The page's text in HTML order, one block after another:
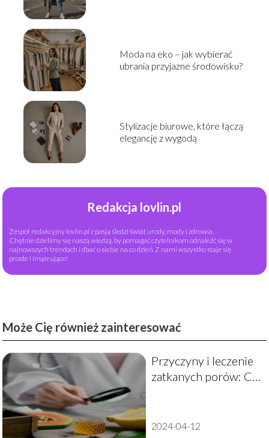
Moda na eko – jak wybierać
ubrania przyjazne środowisku?
Stylizacje biurowe, które łączą
elegancję z wygodą
Redakcja lovlin.pl
Zespół redakcyjny lovlin.pl z pasją śledzi świat urody, mody i zdrowia.
Chętnie dzielimy się naszą wiedzą, by pomagać czytelnikom odnaleźć się w
najnowszych trendach i dbać o siebie na co dzień. Z nami wszystko staje się
proste i inspirujące!
Może Cię również zainteresować
Przyczyny i leczenie
zatkanych porów: Co
2024-04-12